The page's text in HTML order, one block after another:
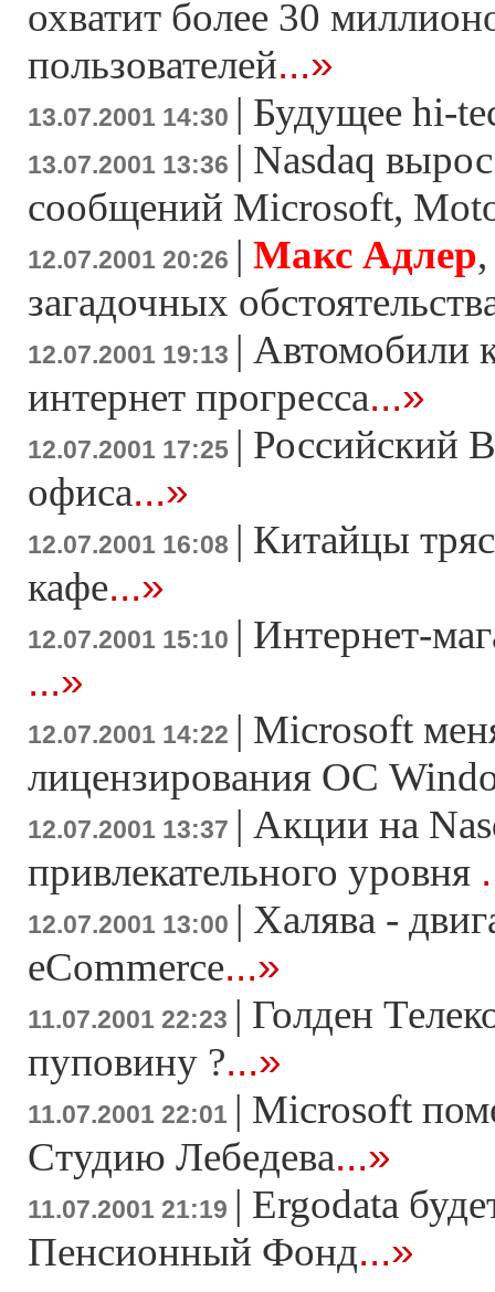
охватит более 30
пользователей...»
13.07.2001 14:30 | Будущее hi-
13.07.2001 13:36 | Nasdaq
сообщений Microsoft,
12.07.2001 20:26 | Макс Адлер
загадочных
12.07.2001 19:13 | Автомобили
интернет прогресса...»
12.07.2001 17:25 | Российский
офиса...»
12.07.2001 16:08 | Китайцы
кафе...»
12.07.2001 15:10 | Интернет-
...»
12.07.2001 14:22 | Microsoft
лицензирования ОС
12.07.2001 13:37 | Акции на
привлекательного уровня
12.07.2001 13:00 | Халява -
eCommerce...»
11.07.2001 22:23 | Голден
пуповину ?...»
11.07.2001 22:01 | Microsoft
Студию Лебедева...»
11.07.2001 21:19 | Ergodata
Пенсионный Фонд...»